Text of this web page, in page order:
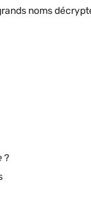
noms
?